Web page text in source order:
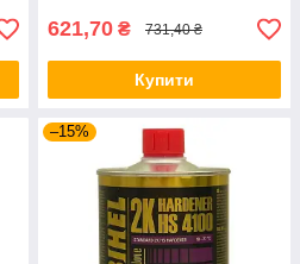
621,70 ₴ 731,40 ₴
Купити
–15%